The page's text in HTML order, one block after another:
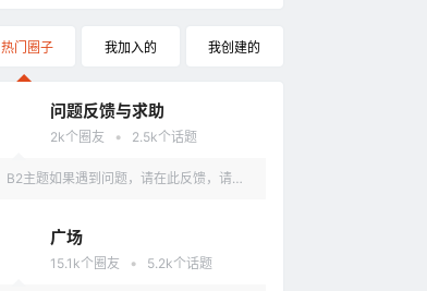
热门圈子 我加入的 我创建的
问题反馈与求助
2k个圈友 • 2.5k个话题
B2主题如果遇到问题，请在此反馈，请具
广场
15.1k个圈友 • 5.2k个话题